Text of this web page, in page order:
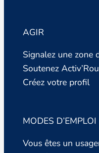
AGIR
Signalez une zone
Soutenez
Créez votre profil
MODES D’EMPLOI
Vous êtes un